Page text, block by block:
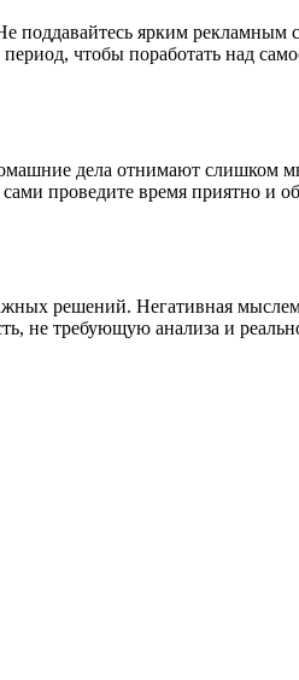
ярким рекламным
чтобы поработать над
дела отнимают слишком
проведите время приятно и
решений. Негативная
не требующую анализа и